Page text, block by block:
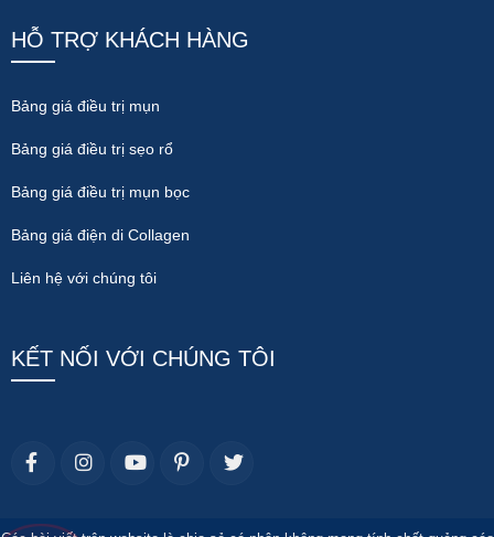
HỖ TRỢ KHÁCH HÀNG
Bảng giá điều trị mụn
Bảng giá điều trị sẹo rổ
Bảng giá điều trị mụn bọc
Bảng giá điện di Collagen
Liên hệ với chúng tôi
KẾT NỐI VỚI CHÚNG TÔI